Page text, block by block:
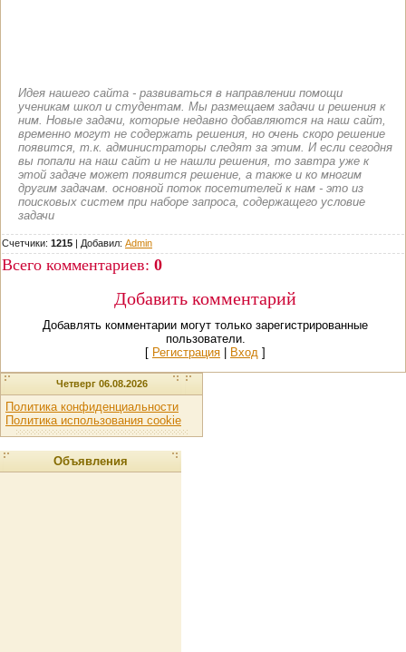
Идея нашего сайта - развиваться в направлении помощи
ученикам школ и студентам. Мы размещаем задачи и решения к
ним. Новые задачи, которые недавно добавляются на наш сайт,
временно могут не содержать решения, но очень скоро решение
появится, т.к. администраторы следят за этим. И если сегодня
вы попали на наш сайт и не нашли решения, то завтра уже к
этой задаче может появится решение, а также и ко многим
другим задачам. основной поток посетителей к нам - это из
поисковых систем при наборе запроса, содержащего условие
задачи
Счетчики: 1215 | Добавил: Admin
Всего комментариев: 0
Добавить комментарий
Добавлять комментарии могут только зарегистрированные
пользователи.
[ Регистрация Вход ]
Четверг 06.08.2026
Политика конфиденциальности
Политика использования cookie
Объявления